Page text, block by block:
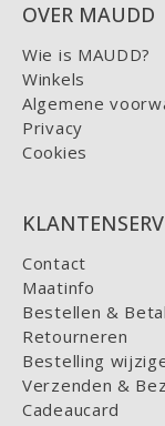
OVER MAUDD
Wie is MAUDD?
Winkels
Algemene
Privacy
Cookies
Contact
Maatinfo
Bestellen &
Retourneren
Bestelling
Verzenden &
Cadeaucard